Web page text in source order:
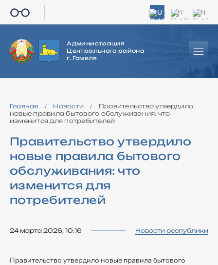
RU BY EN
Администрация
Центрального района
г. Гомеля
Главная / Новости /
Правительство утвердило
новые правила бытового обслуживания: что
изменится для потребителей
Правительство утвердило
новые правила бытового
обслуживания: что
изменится для
потребителей
24 марта 2026, 10:16 Новости республики
Правительство утвердило новые правила бытового